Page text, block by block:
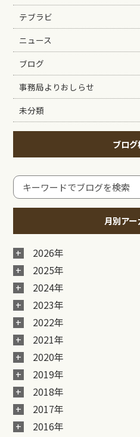
テブラビ
ニュース
ブログ
事務局よりおしらせ
未分類
ブロ
月別ア
2026年
2025年
2024年
2023年
2022年
2021年
2020年
2019年
2018年
2017年
2016年